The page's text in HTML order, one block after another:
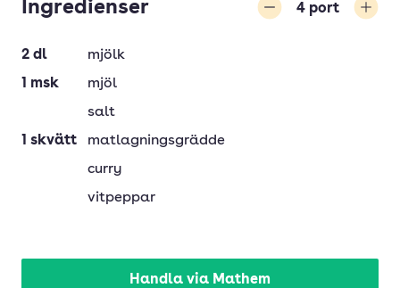
Ingredienser 4 port
2 dl
mjölk
1 msk
mjöl
salt
1 skvätt
matlagningsgrädde
curry
vitpeppar
Handla via Mathem